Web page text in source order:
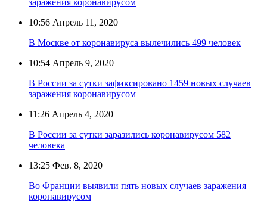
10:56 Апрель 11, 2020
В Москве от коронавируса вылечились 499 человек
10:54 Апрель 9, 2020
В России за сутки зафиксировано 1459 новых случаев
заражения коронавирусом
11:26 Апрель 4, 2020
В России за сутки заразились коронавирусом 582
человека
13:25 Фев. 8, 2020
Во Франции выявили пять новых случаев заражения
коронавирусом